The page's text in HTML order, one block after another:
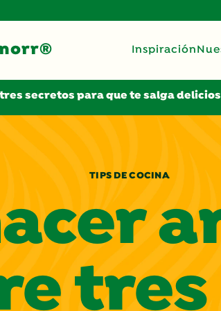
Inspiración
secretos para que te salga
TIPS DE COCINA